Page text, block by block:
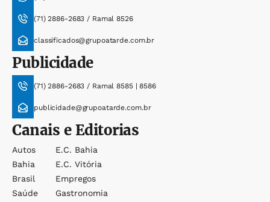
(71) 2886-2683 / Ramal 8526
classificados@grupoatarde.com.br
Publicidade
(71) 2886-2683 / Ramal 8585 | 8586
publicidade@grupoatarde.com.br
Canais e Editorias
Autos
Bahia
Brasil
Saúde
E.c. Bahia
E.c. Vitória
Empregos
Gastronomia